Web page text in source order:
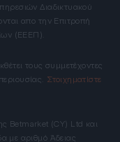
Διαδικτυακού
απο την Επιτροπή
(ΕΕΕΠ).
τους συμμετέχοντες
Στοιχηματίστε
Betmarket (CY) Ltd και
με αριθμό Άδειας